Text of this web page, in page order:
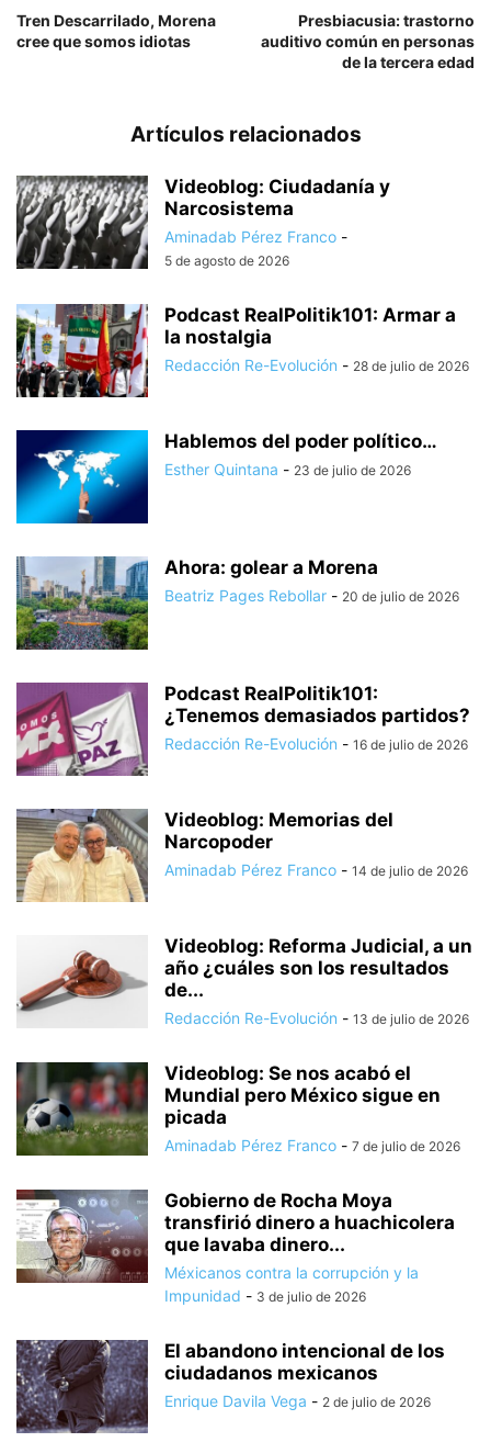
Tren Descarrilado, Morena
cree que somos idiotas
Presbiacusia: trastorno
auditivo común en personas
de la tercera edad
Artículos relacionados
Videoblog: Ciudadanía y
Narcosistema
Aminadab Pérez Franco -
5 de agosto de 2026
Podcast RealPolitik101: Armar a
la nostalgia
Redacción Re-Evolución - 28 de julio de 2026
Hablemos del poder político…
Esther Quintana - 23 de julio de 2026
Ahora: golear a Morena
Beatriz Pages Rebollar - 20 de julio de 2026
Podcast RealPolitik101:
¿Tenemos demasiados partidos?
Redacción Re-Evolución - 16 de julio de 2026
Videoblog: Memorias del
Narcopoder
Aminadab Pérez Franco - 14 de julio de 2026
Videoblog: Reforma Judicial, a un
año ¿cuáles son los resultados
de...
Redacción Re-Evolución - 13 de julio de 2026
Videoblog: Se nos acabó el
Mundial pero México sigue en
picada
Aminadab Pérez Franco - 7 de julio de 2026
Gobierno de Rocha Moya
transfirió dinero a huachicolera
que lavaba dinero...
Méxicanos contra la corrupción y la
Impunidad - 3 de julio de 2026
El abandono intencional de los
ciudadanos mexicanos
Enrique Davila Vega - 2 de julio de 2026